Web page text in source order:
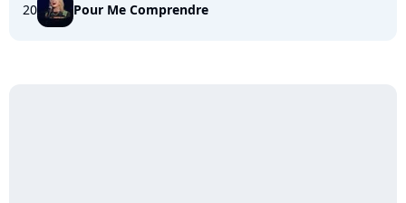
20 Pour Me Comprendre